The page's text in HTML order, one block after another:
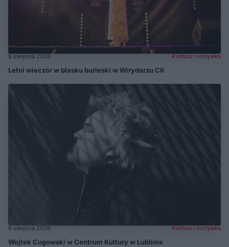
8 sierpnia 2026 Kultura i rozrywka
Letni wieczór w blasku burleski w Wirydarzu CK
8 sierpnia 2026 Kultura i rozrywka
Wojtek Cugowski w Centrum Kultury w Lublinie